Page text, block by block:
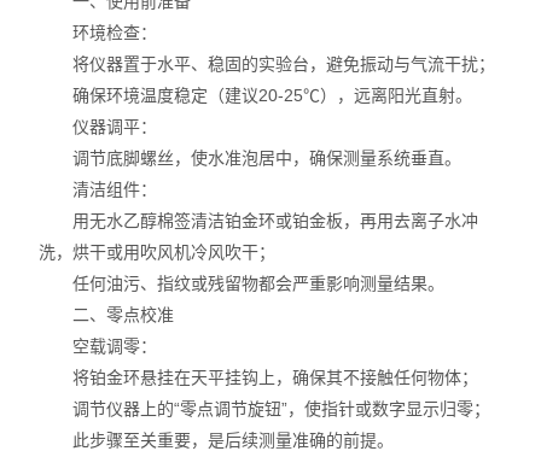
环境检查：
将仪器置于水平、稳固的实验台，避免振动与气流干扰；
确保环境温度稳定（建议20-25℃），远离阳光直射。
仪器调平：
调节底脚螺丝，使水准泡居中，确保测量系统垂直。
清洁组件：
用无水乙醇棉签清洁铂金环或铂金板，再用去离子水冲
洗，烘干或用吹风机冷风吹干；
任何油污、指纹或残留物都会严重影响测量结果。
二、零点校准
空载调零：
将铂金环悬挂在天平挂钩上，确保其不接触任何物体；
调节仪器上的“零点调节旋钮”，使指针或数字显示归零；
此步骤至关重要，是后续测量准确的前提。